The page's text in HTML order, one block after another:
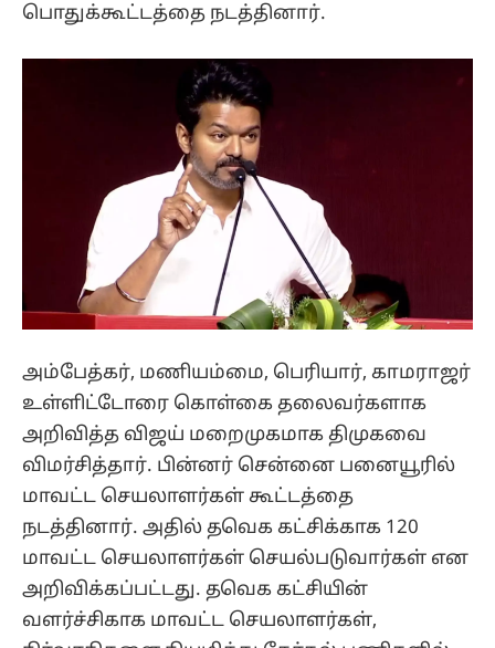
பொதுக்கூட்டத்தை நடத்தினார்.
அம்பேத்கர், மணியம்மை, பெரியார், காமராஜர்
உள்ளிட்டோரை கொள்கை தலைவர்களாக
அறிவித்த விஜய் மறைமுகமாக திமுகவை
விமர்சித்தார். பின்னர் சென்னை பனையூரில்
மாவட்ட செயலாளர்கள் கூட்டத்தை
நடத்தினார். அதில் தவெக கட்சிக்காக 120
மாவட்ட செயலாளர்கள் செயல்படுவார்கள் என
அறிவிக்கப்பட்டது. தவெக கட்சியின்
வளர்ச்சிகாக மாவட்ட செயலாளர்கள்,